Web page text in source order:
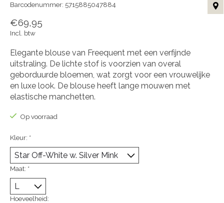
Barcodenummer: 5715885047884
€69,95
Incl. btw
Elegante blouse van Freequent met een verfijnde
uitstraling. De lichte stof is voorzien van overal
geborduurde bloemen, wat zorgt voor een vrouwelijke
en luxe look. De blouse heeft lange mouwen met
elastische manchetten.
Op voorraad
Kleur: *
Maat: *
Hoeveelheid: